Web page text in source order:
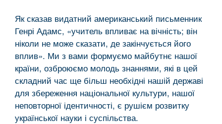
Як сказав видатний американський письменник
Генрі Адамс, «учитель впливає на вічність; він
ніколи не може сказати, де закінчується його
вплив». Ми з вами формуємо майбутнє нашої
країни, озброюємо молодь знаннями, які в цей
складний час ще більш необхідні нашій державі
для збереження національної культури, нашої
неповторної ідентичності, є рушієм розвитку
української науки і суспільства.